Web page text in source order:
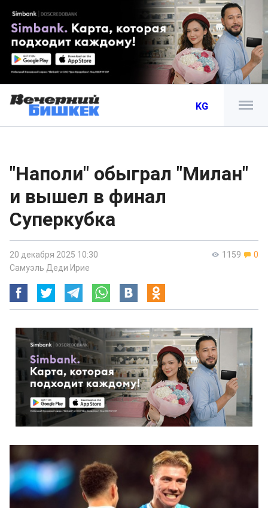
KG
"Наполи" обыграл "Милан"
и вышел в финал
Суперкубка
1159 0
20 декабря 2025 10:30
Самуэль Деди Ирие